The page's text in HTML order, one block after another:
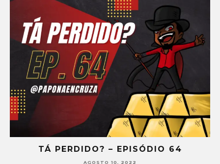
TÁ PERDIDO? – EPISÓDIO 64
AGOSTO 10, 2022